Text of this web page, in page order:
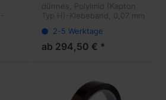
dünnes, Polyimid (Kapton
Typ H)-Klebeband, 0,07 mm
Silikonklebstoff,
hochtemperaturbeständig,
Durchschlagfestigkeit >7.5
2-5 Werktage
ab 294,50 € *